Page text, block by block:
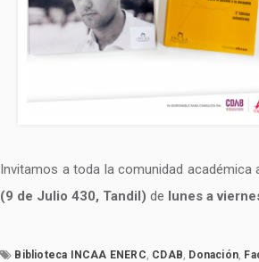
Invitamos a toda la comunidad
(9 de Julio 430, Tandil) de lunes a
Biblioteca INCAA ENERC, CDAB, Donación,